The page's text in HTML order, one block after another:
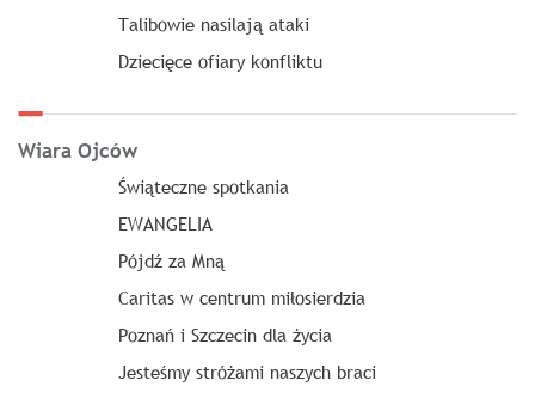
Talibowie nasilają ataki
Dziecięce ofiary konfliktu
Wiara Ojców
Świąteczne spotkania
EWANGELIA
Pójdź za Mną
Caritas w centrum miłosierdzia
Poznań i Szczecin dla życia
Jesteśmy stróżami naszych braci